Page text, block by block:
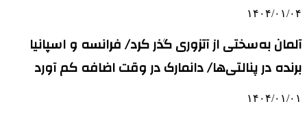
۱۴۰۴/۰۱/۰۴
آلمان به‌سختی از آتزوری گذر کرد/ فرانسه و اسپانیا
برنده در پنالتی‌ها/ دانمارک در وقت‌ اضافه کم آورد
۱۴۰۴/۰۱/۰۱